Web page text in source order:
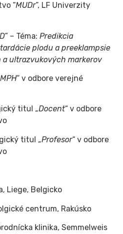
“MUDr”, LF Univerzity
” – Téma: Predikcia
plodu a preeklampsie
ultrazvukových markerov
MPH“ v odbore verejné
titul „Docent“ v odbore
titul „Profesor“ v odbore
Liege, Belgicko
centrum, Rakúsko
klinika, Semmelweis